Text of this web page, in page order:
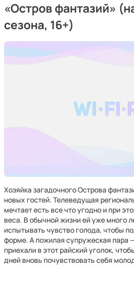
«Остров фантазий»
сезона, 16+)
Хозяйка загадочного Острова
новых гостей. Телеведущая
мечтает есть все что угодно и при
веса. В обычной жизни ей уже много
испытывать чувство голода, чтобы
форме. А пожилая супружеская пара
приехали в этот райский уголок,
дней вновь почувствовать себя